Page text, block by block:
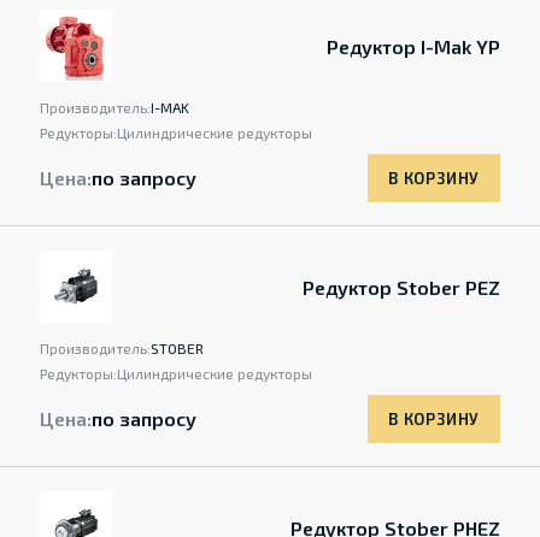
Редуктор I-Mak YP
Производитель:I-MAK
Редукторы:Цилиндрические редукторы
Цена:по запросу В КОРЗИНУ
Редуктор Stober PEZ
Производитель:STOBER
Редукторы:Цилиндрические редукторы
Цена:по запросу В КОРЗИНУ
Редуктор Stober PHEZ